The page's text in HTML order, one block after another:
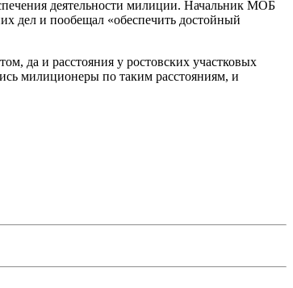
деятельности милиции. Начальник МОБ
дел и пообещал «обеспечить достойный
да и расстояния у ростовских участковых
милиционеры по таким расстояниям, и